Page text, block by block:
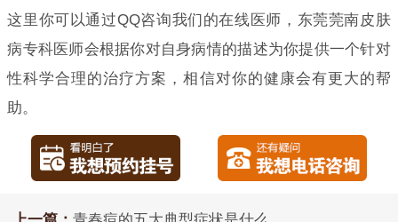
这里你可以通过QQ咨询我们的在线医师，东莞莞南皮肤
病专科医师会根据你对自身病情的描述为你提供一个针对
性科学合理的治疗方案，相信对你的健康会有更大的帮
助。